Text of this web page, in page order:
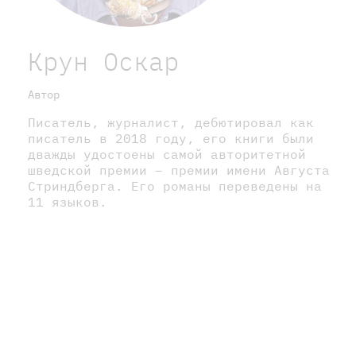
Крун Оскар
Автор
Писатель, журналист, дебютировал как
писатель в 2018 году, его книги были
дважды удостоены самой авторитетной
шведской премии – премии имени Августа
Стриндберга. Его романы переведены на
11 языков.